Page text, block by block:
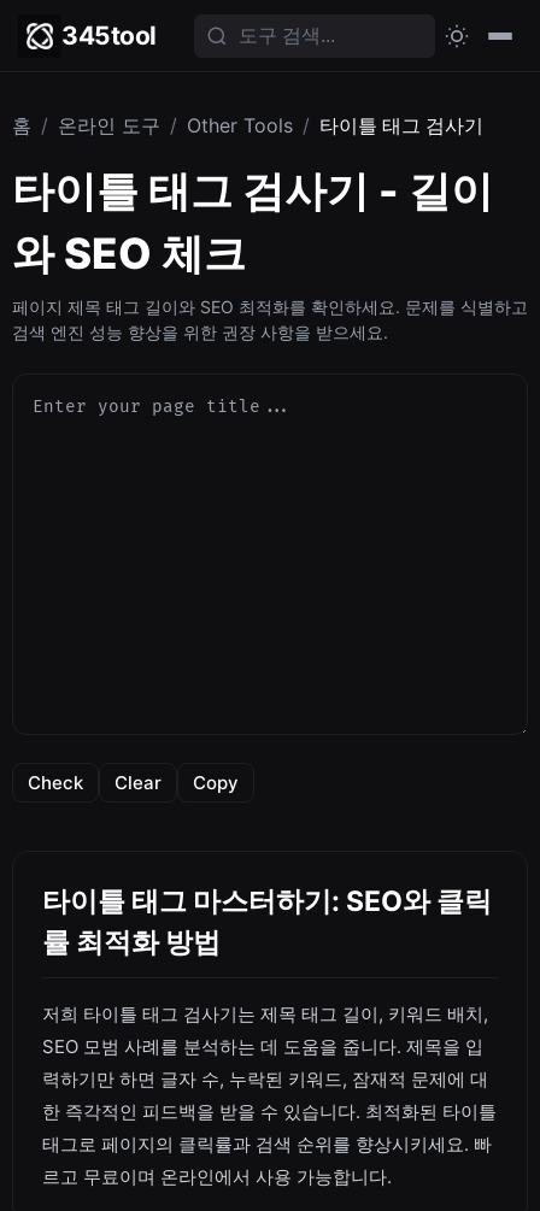
345tool
홈 / 온라인 도구 / Other Tools / 타이틀 태그 검사기
타이틀 태그 검사기 - 길이
와 SEO 체크
페이지 제목 태그 길이와 SEO 최적화를 확인하세요. 문제를 식별하고
검색 엔진 성능 향상을 위한 권장 사항을 받으세요.
Check Clear Copy
타이틀 태그 마스터하기: SEO와 클릭
률 최적화 방법
저희 타이틀 태그 검사기는 제목 태그 길이, 키워드 배치,
SEO 모범 사례를 분석하는 데 도움을 줍니다. 제목을 입
력하기만 하면 글자 수, 누락된 키워드, 잠재적 문제에 대
한 즉각적인 피드백을 받을 수 있습니다. 최적화된 타이틀
태그로 페이지의 클릭률과 검색 순위를 향상시키세요. 빠
르고 무료이며 온라인에서 사용 가능합니다.